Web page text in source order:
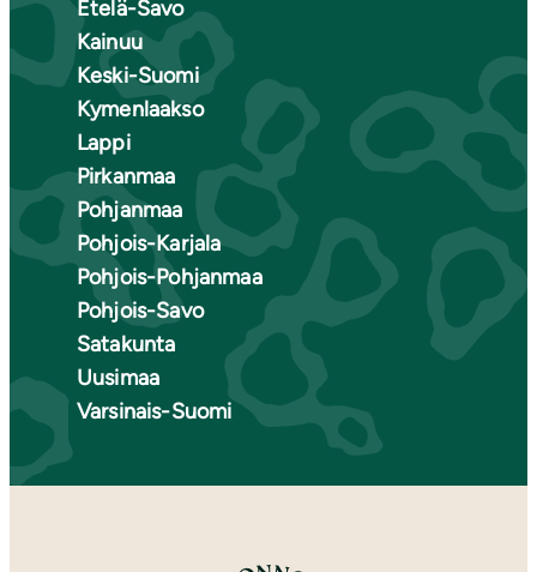
Etelä-Savo
Kainuu
Keski-Suomi
Kymenlaakso
Lappi
Pirkanmaa
Pohjanmaa
Pohjois-Karjala
Pohjois-Pohjanmaa
Pohjois-Savo
Satakunta
Uusimaa
Varsinais-Suomi